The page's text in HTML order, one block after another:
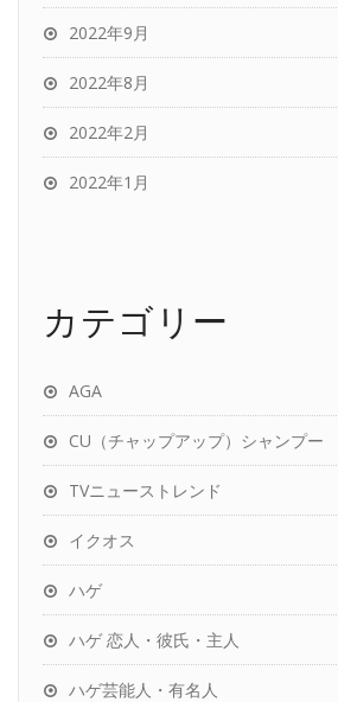
2022年9月
2022年8月
2022年2月
2022年1月
カテゴリー
AGA
CU（チャップアップ）シャンプー
TVニューストレンド
イクオス
ハゲ
ハゲ 恋人・彼氏・主人
ハゲ芸能人・有名人